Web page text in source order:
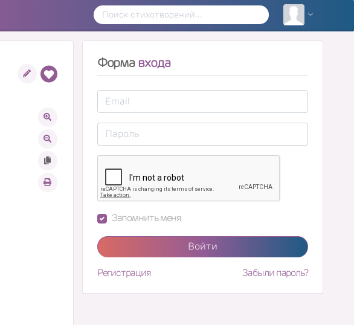
Форма входа
Запомнить меня
Войти
Регистрация Забыли пароль?